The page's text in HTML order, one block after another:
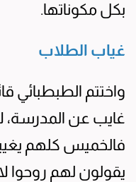
بكل مكوناتها.
غياب الطلاب
واختتم الطبطبائي
غايب عن المدرسة،
فالخميس كلهم
يقولون لهم روحوا